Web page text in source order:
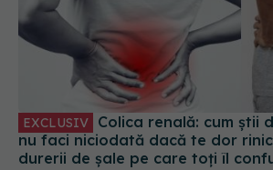
EXCLUSIV
nu faci niciodată dacă te dor
durerii de șale pe care toți îl